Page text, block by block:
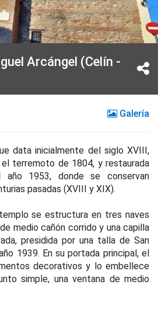
Arcángel (Celín -
Galería
data inicialmente del siglo XVIII,
terremoto de 1804, y restaurada
año 1953, donde se conservan
pasadas (XVIII y XIX).
se estructura en tres naves
medio cañón corrido y una capilla
presidida por una talla de San
1939. En su portada principal, el
decorativos y lo embellece
simple, una ventana de medio